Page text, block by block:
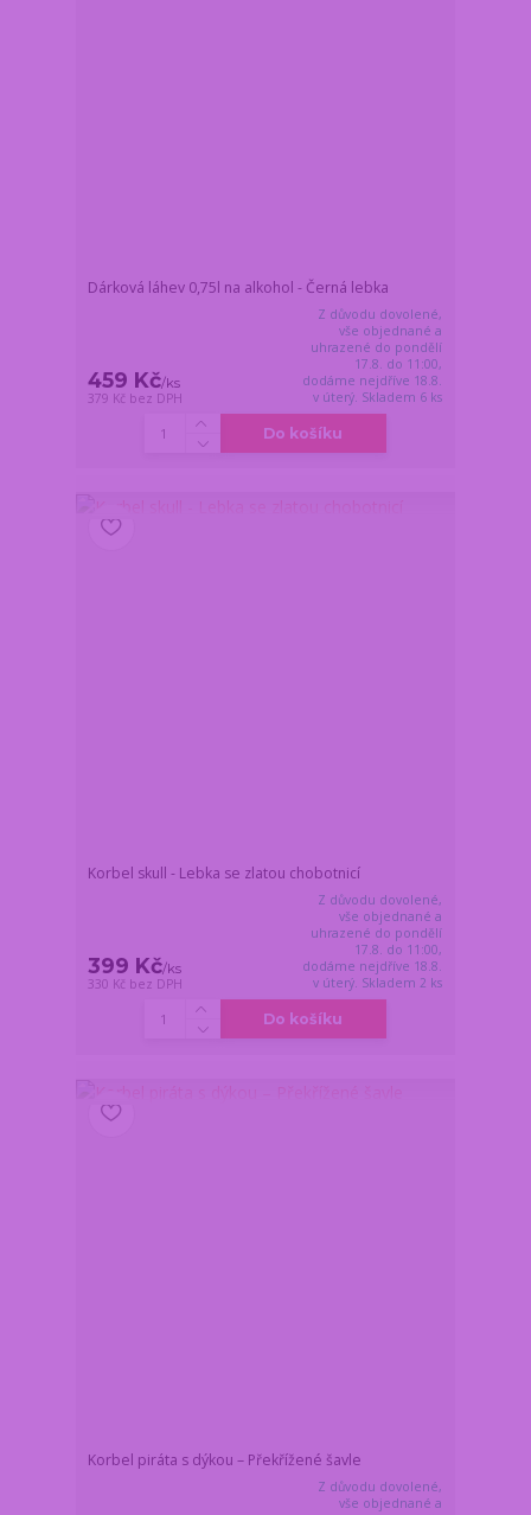
Dárková láhev 0,75l na alkohol - Černá lebka
459 Kč/ks
379 Kč bez DPH
Z důvodu dovolené,
vše objednané a
uhrazené do pondělí
17.8. do 11:00,
dodáme nejdříve 18.8.
v úterý. Skladem 6 ks
Do košíku
Korbel skull - Lebka se zlatou chobotnicí
399 Kč/ks
330 Kč bez DPH
Z důvodu dovolené,
vše objednané a
uhrazené do pondělí
17.8. do 11:00,
dodáme nejdříve 18.8.
v úterý. Skladem 2 ks
Do košíku
Korbel piráta s dýkou – Překřížené šavle
Z důvodu dovolené,
vše objednané a